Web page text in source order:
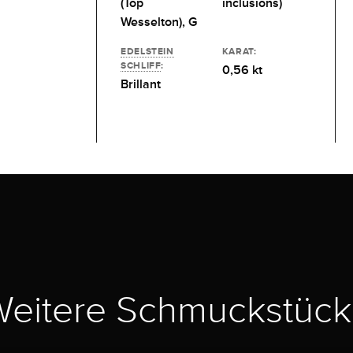
(Top
Wesselton), G
inclusions)
EDELSTEIN
SCHLIFF:
Brillant
KARAT:
0,56 kt